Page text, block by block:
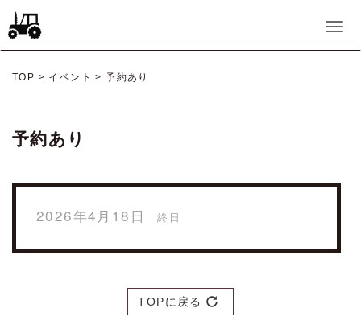
TOP > イベント >予約あり
予約あり
2026年4月18日 終日
TOPに戻る